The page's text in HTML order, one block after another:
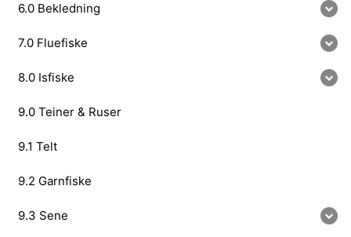
6.0 Bekledning
7.0 Fluefiske
8.0 Isfiske
9.0 Teiner & Ruser
9.1 Telt
9.2 Garnfiske
9.3 Sene